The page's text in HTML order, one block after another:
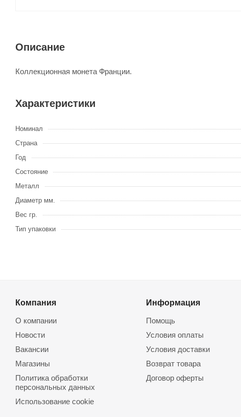
Описание
Коллекционная монета Франции.
Характеристики
Номинал
Страна
Год
Состояние
Металл
Диаметр мм.
Вес гр.
Тип упаковки
Компания
О компании
Новости
Вакансии
Магазины
Политика обработки
персональных данных
Использование cookie
Информация
Помощь
Условия оплаты
Условия доставки
Возврат товара
Договор оферты